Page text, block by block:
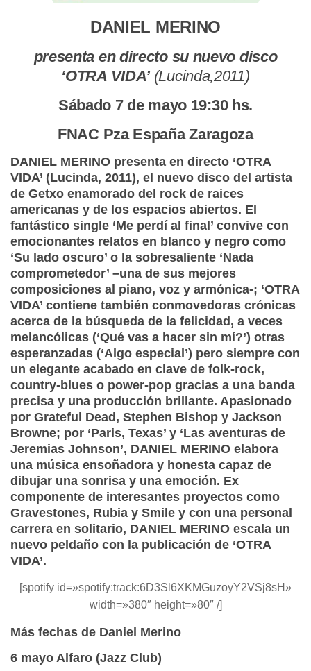
DANIEL MERINO
presenta en directo su nuevo disco
‘OTRA VIDA’(Lucinda,2011)
Sábado 7 de mayo 19:30 hs.
FNAC Pza España Zaragoza
DANIEL MERINO presenta en directo ‘OTRA
VIDA’ (Lucinda, 2011), el nuevo disco del artista
de Getxo enamorado del rock de raices
americanas y de los espacios abiertos. El
fantástico single ‘Me perdí al final’ convive con
emocionantes relatos en blanco y negro como
‘Su lado oscuro’ o la sobresaliente ‘Nada
comprometedor’ –una de sus mejores
composiciones al piano, voz y armónica-; ‘OTRA
VIDA’ contiene también conmovedoras crónicas
acerca de la búsqueda de la felicidad, a veces
melancólicas (‘Qué vas a hacer sin mí?’) otras
esperanzadas (‘Algo especial’) pero siempre con
un elegante acabado en clave de folk-rock,
country-blues o power-pop gracias a una banda
precisa y una producción brillante. Apasionado
por Grateful Dead, Stephen Bishop y Jackson
Browne; por ‘Paris, Texas’ y ‘Las aventuras de
Jeremias Johnson’, DANIEL MERINO elabora
una música ensoñadora y honesta capaz de
dibujar una sonrisa y una emoción. Ex
componente de interesantes proyectos como
Gravestones, Rubia y Smile y con una personal
carrera en solitario, DANIEL MERINO escala un
nuevo peldaño con la publicación de ‘OTRA
VIDA’.
[spotify id=»spotify:track:6D3Sl6XKMGuzoyY2VSj8sH»
width=»380″ height=»80″ /]
Más fechas de Daniel Merino
6 mayo Alfaro (Jazz Club)